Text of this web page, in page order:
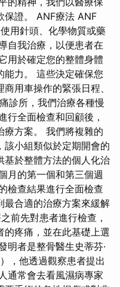
保證。 ANF療法 ANF
用針頭、化學物質或藥
自我治療，以便患者在
用於確定您的整體身體
能力。 這些決定確保您
用車操作的緊張日程、
診所，我們治療各種慢
行全面檢查和回顧後，
療方案。 我們將複雜的
該小組類似於定期開會的
基於整體方法的個人化治
月的第一個和第三個週
檢查結果進行全面檢查
最合適的治療方案來緩解
前先對患者進行檢查，
的疼痛，並在此基礎上選
明者是整骨醫生史蒂芬·
，他透過觀察患者提出
通常會去看風濕病專家